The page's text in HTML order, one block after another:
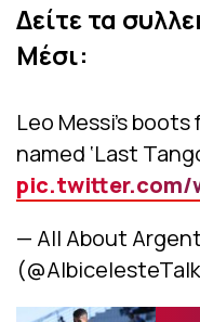
Δείτε τα
Μέσι:
Leo Messi’s
named ‘Last
pic.twitter.com/
— All About